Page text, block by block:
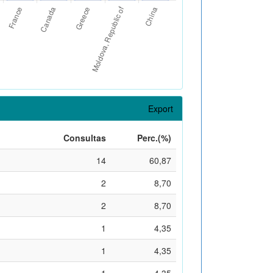
Export
Consultas
Perc.(%)
14
60,87
2
8,70
2
8,70
1
4,35
1
4,35